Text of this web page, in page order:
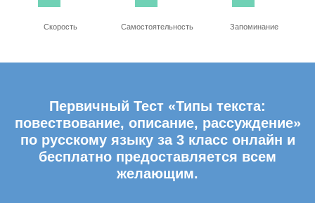
Скорость Самостоятельность Запоминание
Первичный Тест «Типы текста:
повествование, описание, рассуждение»
по русскому языку за 3 класс онлайн и
бесплатно предоставляется всем
желающим.